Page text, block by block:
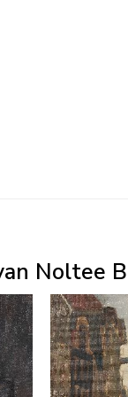
Noltee